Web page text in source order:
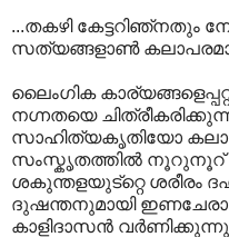
...തകഴി കേട്ടറിഞ്നതും
സത്യങ്ങളാണ്‍
ലൈംഗിക
നഗ്നതയെ
സാഹിത്യകൃതിയോ
സംസ്കൃതത്തില്‍ നൂറുനൂറ്
ശകുന്തളയുട്റ്റെ ശരീരം
ദുഷന്തനുമായി
കാളിദാസന്‍‍